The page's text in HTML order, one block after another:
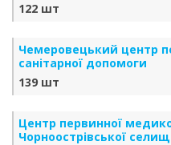
122 шт
Чемеровецький центр
санітарної допомоги
139 шт
Центр первинної
Чорноострівської